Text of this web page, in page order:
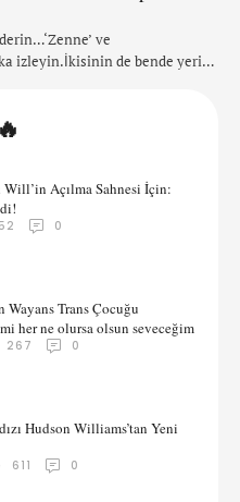
ve
izleyin.İkisinin de bende yeri
birlikte o filmlerin senaristi
ödülleriyle, dünya
de o Caner Alper -ki
Will’in Açılma Sahnesi İçin:
0
Wayans Trans Çocuğu
her ne olursa olsun seveceğim
267 0
Hudson Williams’tan Yeni
611 0